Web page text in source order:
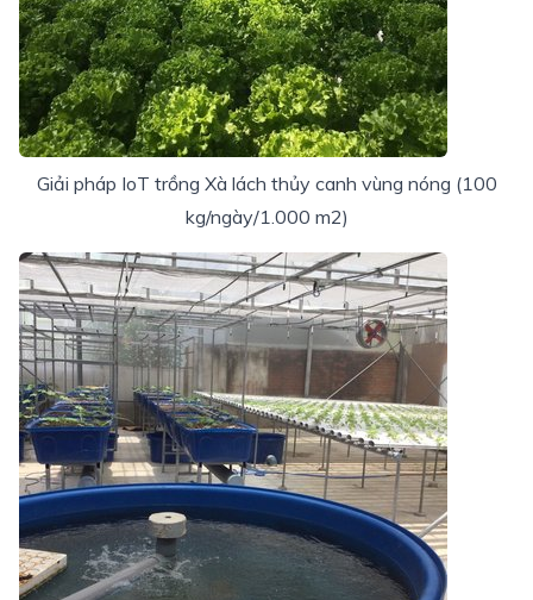
Giải pháp IoT trồng Xà lách thủy canh vùng nóng (100
kg/ngày/1.000 m2)